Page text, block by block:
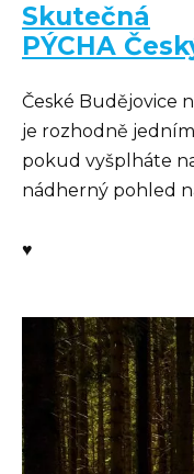
Skutečná
PÝCHA
České Budějovice
je rozhodně jedním
pokud vyšplháte
nádherný pohled
♥